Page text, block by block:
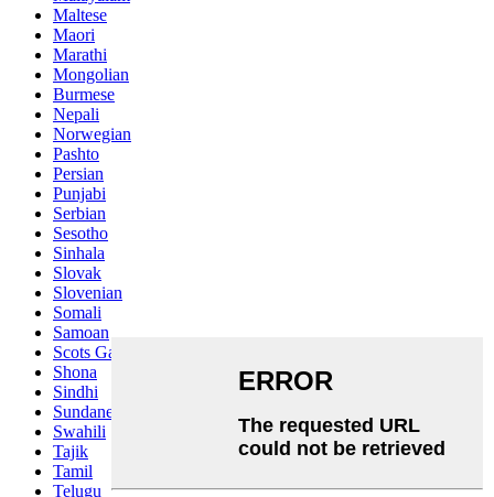
Maltese
Maori
Marathi
Mongolian
Burmese
Nepali
Norwegian
Pashto
Persian
Punjabi
Serbian
Sesotho
Sinhala
Slovak
Slovenian
Somali
Samoan
Scots Gaelic
Shona
Sindhi
Sundanese
Swahili
Tajik
Tamil
Telugu